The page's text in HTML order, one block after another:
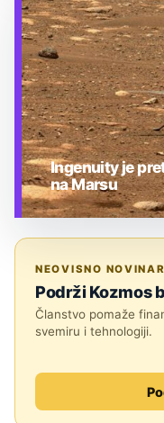
TEHNOLOGIJA
Ingenuity je
na Marsu
NEOVISNO
Podrži Kozmos
Članstvo pomaže
svemiru i tehnologiji.